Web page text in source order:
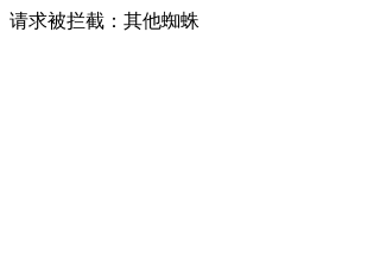
请求被拦截：其他蜘蛛